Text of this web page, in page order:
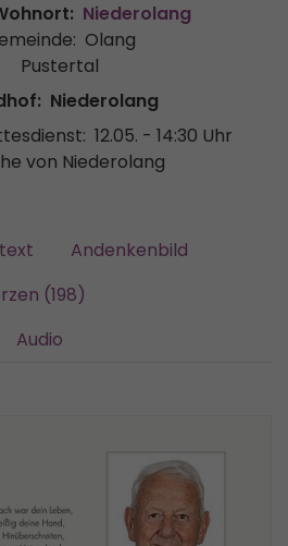
Niederolang
Olang
Pustertal
Niederolang
12.05. - 14:30 Uhr
von Niederolang
Andenkenbild
(198)
Audio